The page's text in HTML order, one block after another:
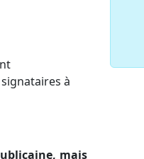
à
mais